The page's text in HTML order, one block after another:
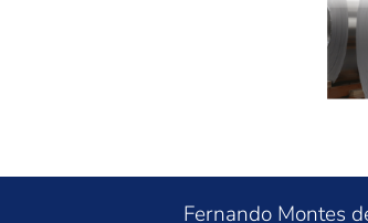
Fernando Montes